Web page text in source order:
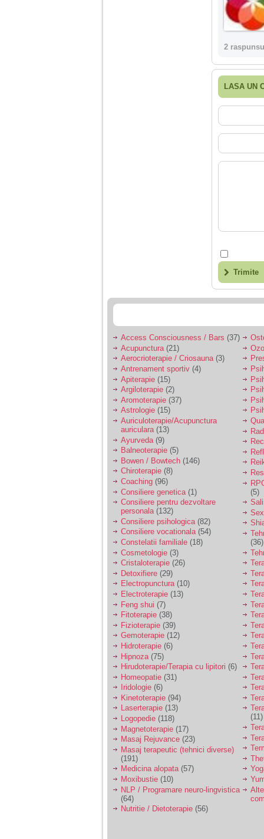
2
LASA UN
Trimite
Access Consciousness / Bars (37)
Acupunctura (21)
Aerocrioterapie / Criosauna(3)
Antrenament sportiv (4)
Apiterapie (15)
Argiloterapie (2)
Aromoterapie (37)
Astrologie (15)
Auriculoterapie/Acupunctura
auriculara(13)
Ayurveda (9)
Balneoterapie (5)
Bowen / Bowtech (146)
Chiroterapie (8)
Coaching (96)
Consiliere genetica (1)
Consiliere pentru dezvoltare
personala(132)
Consiliere psihologica (82)
Consiliere vocationala(54)
Constelatii familiale (18)
Cosmetologie (3)
Cristaloterapie (26)
Detoxifiere (29)
Electropunctura(10)
Electroterapie (13)
Feng shui (7)
Fitoterapie (38)
Fizioterapie (39)
Gemoterapie (12)
Hidroterapie (6)
Hipnoza (75)
Hirudoterapie/Terapia cu lipitori (6)
Homeopatie (31)
Iridologie (6)
Kinetoterapie (94)
Laserterapie (13)
Logopedie (118)
Magnetoterapie (17)
Masaj Rejuvance (23)
Masaj terapeutic (tehnici diverse)
(191)
Medicina alopata(57)
Moxibustie (10)
NLP / Programare neuro-lingvistica
(64)
Nutritie / Dietoterapie (56)
(5)
(36)
(11)